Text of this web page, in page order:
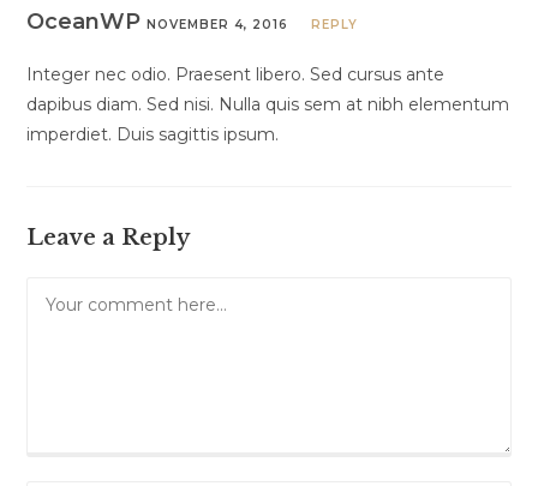
OceanWPNOVEMBER 4, 2016 REPLY
Integer nec odio. Praesent libero. Sed cursus ante
dapibus diam. Sed nisi. Nulla quis sem at nibh elementum
imperdiet. Duis sagittis ipsum.
Leave a Reply